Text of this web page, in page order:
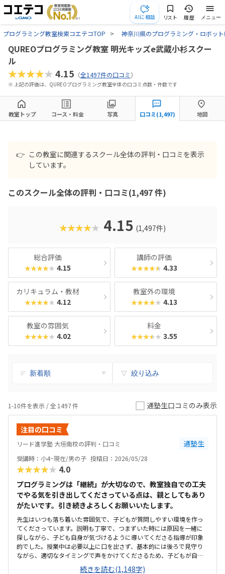
AIに相談 リスト 履歴 メニュー
プログラミング教室検索コエテコTOP 神奈川県のプログラミング・ロボッ
QUREOプログラミング教室 明光キッズe武蔵小杉スクー
ル
★★★★★4.15 （全1497件の口コミ）
※ 上記の評価は、QUREOプログラミング教室全体の口コミ点数・件数です
教室トップ コース・料金 写真 口コミ(1,497) 地図
👉 この教室に関連するスクール全体の評判・口コミを表示
しています。
このスクール全体の評判・口コミ(1,497 件)
★★★★★ 4.15 (1,497件)
総合評価
★★★★★ 4.15
講師の評価
★★★★★ 4.33
カリキュラム・教材
★★★★★ 4.12
教室外の環境
★★★★★ 4.13
教室の雰囲気
★★★★★ 4.02
料金
★★★★★ 3.55
絞り込み
1-10件を表示 / 全 1497件 通塾生口コミのみ表示
注目の口コミ
リード進学塾 大垣南校の評判・口コミ 通塾生
受講時：小4~現在/男の子 投稿日：2026/05/28
★★★★★ 4.0
プログラミングは「継続」が大切なので、教室独自での工夫
でやる気を引き出してくださっている点は、親としてもあり
がたいです。引き続きよろしくお願いいたします。
先生はいつも落ち着いた雰囲気で、子どもが質問しやすい環境を作っ
てくださっています。説明も丁寧で、つまずいた時には原因を一緒に
探しながら、子ども自身が気づけるように導いてくださる指導が印象
的でした。授業中は必要以上に口を出さず、基本的には後ろで見守り
ながら、適切なタイミングで声をかけてくださるため、子どもが自分
のペースで安心して取り組めています。カリキュラムの細かな内容ま
続きを読む(1,148字)